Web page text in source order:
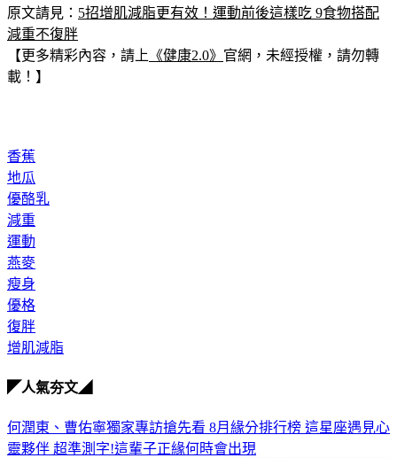
原文請見： 5招增肌減脂更有效！運動前後這樣吃 9食物搭配
減重不復胖
【更多精彩內容，請上 《健康2.0》 官網，未經授權，請勿轉
載！】
香蕉
地瓜
優酪乳
減重
運動
燕麥
瘦身
優格
復胖
增肌減脂
◤人氣夯文◢
何潤東、曹佑寧獨家專訪搶先看 8月緣分排行榜 這星座遇見心
靈夥伴 超準測字!這輩子正緣何時會出現